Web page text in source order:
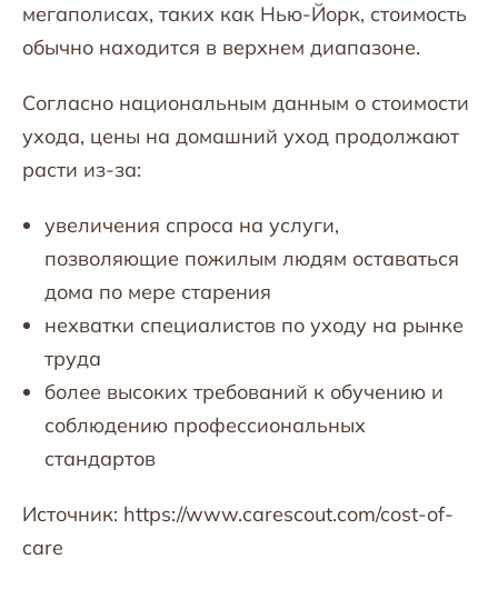
мегаполисах, таких как Нью-Йорк, стоимость
обычно находится в верхнем диапазоне.
Согласно национальным данным о стоимости
ухода, цены на домашний уход продолжают
расти из-за:
увеличения спроса на услуги,
позволяющие пожилым людям оставаться
дома по мере старения
нехватки специалистов по уходу на рынке
труда
более высоких требований к обучению и
соблюдению профессиональных
стандартов
Источник: https://www.carescout.com/cost-of-
care